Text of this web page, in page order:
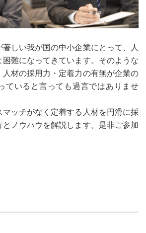
しい我が国の中小企業にとって、人
難になってきています。そのような
材の採用力・定着力の有無が企業の
ていると言っても過言ではありませ
ッチがなく定着する人材を円滑に採
とノウハウを解説します。是非ご参加